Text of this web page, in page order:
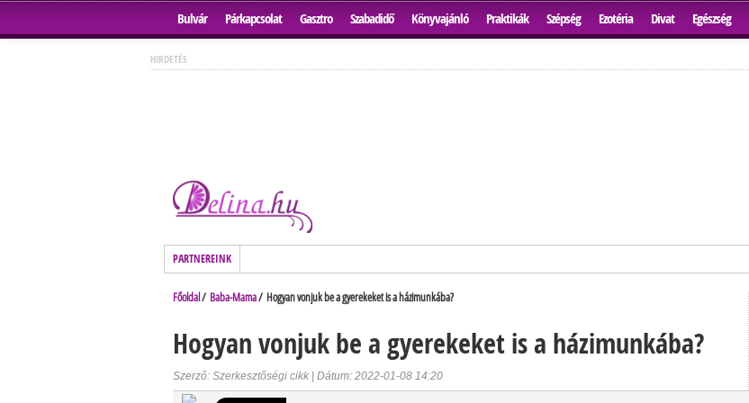
Bulvár Párkapcsolat Gasztro Szabadidő Könyvajánló Praktikák Szépség Ezotéria Divat Egészség
HIRDETÉS
PARTNEREINK
Főoldal/ Baba-Mama/ Hogyan vonjuk be a gyerekeket is a házimunkába?
Hogyan vonjuk be a gyerekeket is a házimunkába?
Szerző: Szerkesztőségi cikk | Dátum: 2022-01-08 14:20